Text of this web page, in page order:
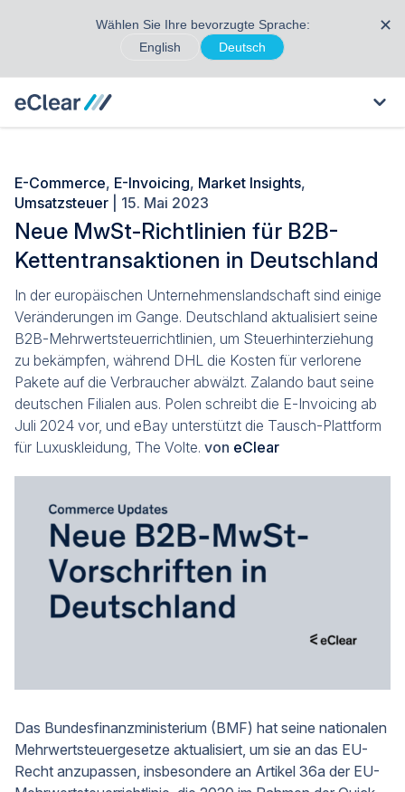
Wählen Sie Ihre bevorzugte Sprache:
English
Deutsch
✕
E-Commerce, E-Invoicing, Market Insights,
Umsatzsteuer | 15. Mai 2023
Neue MwSt-Richtlinien für B2B-
Kettentransaktionen in Deutschland
In der europäischen Unternehmenslandschaft sind einige
Veränderungen im Gange. Deutschland aktualisiert seine
B2B-Mehrwertsteuerrichtlinien, um Steuerhinterziehung
zu bekämpfen, während DHL die Kosten für verlorene
Pakete auf die Verbraucher abwälzt. Zalando baut seine
deutschen Filialen aus. Polen schreibt die E-Invoicing ab
Juli 2024 vor, und eBay unterstützt die Tausch-Plattform
für Luxuskleidung, The Volte. von eClear
Das Bundesfinanzministerium (BMF) hat seine nationalen
Mehrwertsteuergesetze aktualisiert, um sie an das EU-
Recht anzupassen, insbesondere an Artikel 36a der EU-